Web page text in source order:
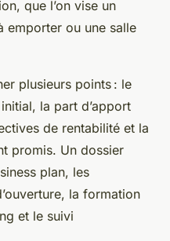
que l’on vise un
emporter ou une salle
plusieurs points : le
la part d’apport
de rentabilité et la
promis. Un dossier
plan, les
la formation
et le suivi